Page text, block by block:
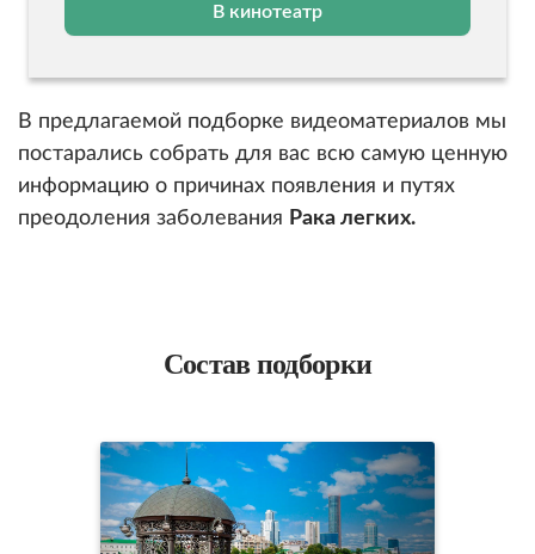
В кинотеатр
В предлагаемой подборке видеоматериалов мы
постарались собрать для вас всю самую ценную
информацию о причинах появления и путях
преодоления заболевания Рака легких.
Состав подборки